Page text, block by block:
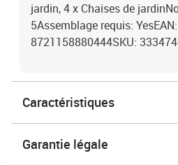
jardin, 4 x Chaises de
5Assemblage requis: YesEAN:
8721158880444SKU:
Caractéristiques
Garantie légale